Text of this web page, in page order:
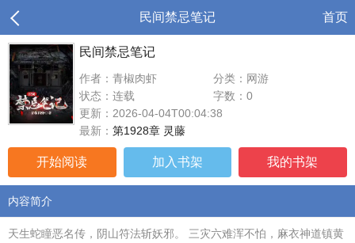
民间禁忌笔记 首页
民间禁忌笔记
作者：青椒肉虾
分类：网游
状态：连载
字数：0
更新：2026-04-04T00:04:38
最新： 第1928章 灵藤
开始阅读 加入书架 我的书架
内容简介
天生蛇瞳恶名传，阴山符法斩妖邪。 三灾六难浑不怕，麻衣神道镇黄